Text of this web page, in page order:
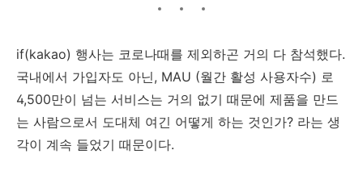
if(kakao) 행사는 코로나때를 제외하곤 거의 다 참석했다.
국내에서 가입자도 아닌, MAU (월간 활성 사용자수) 로
4,500만이 넘는 서비스는 거의 없기 때문에 제품을 만드
는 사람으로서 도대체 여긴 어떻게 하는 것인가? 라는 생
각이 계속 들었기 때문이다.